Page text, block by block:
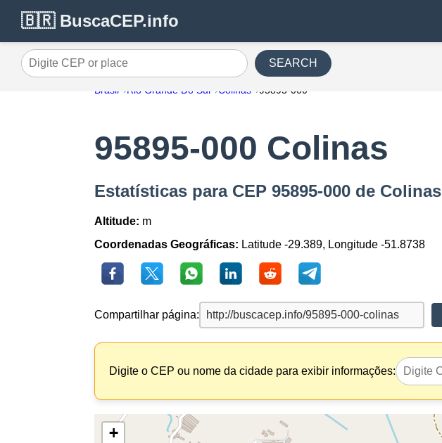
🇧🇷 BuscaCEP.info
Digite CEP or place SEARCH
Brasil Rio Grande Do Sul Colinas 95895-000
95895-000 Colinas
Estatísticas para CEP 95895-000 de Colinas
Altitude: m
Coordenadas Geográficas: Latitude -29.389, Longitude -51.8738
Compartilhar página:
Digite o CEP ou nome da cidade para exibir informações:
+